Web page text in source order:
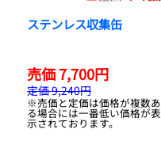
ステンレス収集缶
売価 7,700円
定価 9,240円
※売価と定価は価格が複数あ
る場合には一番低い価格が表
示されております。